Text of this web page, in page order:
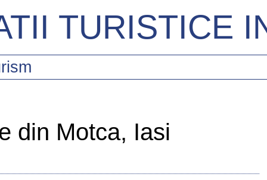
TURISTICE
din Motca, Iasi